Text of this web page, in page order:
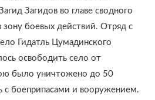
Загидов во главе сводного
зону боевых действий. Отряд с
Гидатль Цумадинского
освободить село от
было уничтожено до 50
с боеприпасами и вооружением.